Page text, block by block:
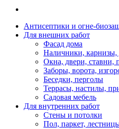
Антисептики и огне-
Для внешних работ
Фасад дома
Наличники, карнизы,
Окна, двери, ставни,
Заборы, ворота,
Беседки, перголы
Террасы, настилы,
Садовая мебель
Для внутренних работ
Стены и потолки
Пол, паркет,